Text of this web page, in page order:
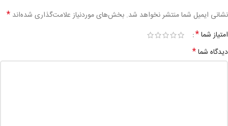
نشانی ایمیل شما منتشر نخواهد شد. بخش‌های موردنیاز علامت‌گذاری شده‌اند *
امتیاز شما*
دیدگاه شما*